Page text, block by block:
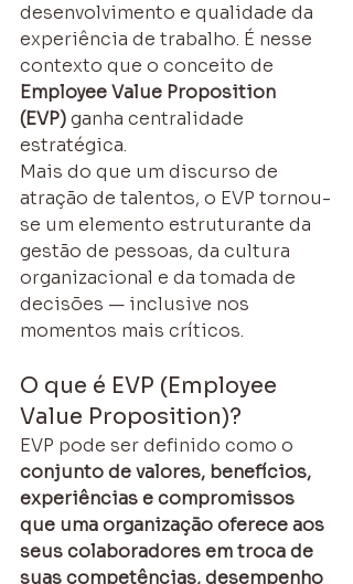
desenvolvimento e qualidade da
experiência de trabalho. É nesse
contexto que o conceito de
Employee Value Proposition
(EVP) ganha centralidade
estratégica.
Mais do que um discurso de
atração de talentos, o EVP tornou-
se um elemento estruturante da
gestão de pessoas, da cultura
organizacional e da tomada de
decisões — inclusive nos
momentos mais críticos.
O que é EVP (Employee
Value Proposition)?
EVP pode ser definido como o
conjunto de valores, benefícios,
experiências e compromissos
que uma organização oferece aos
seus colaboradores em troca de
suas competências, desempenho